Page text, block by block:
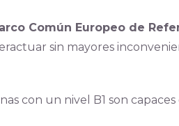
Común Europeo de
sin mayores
con un nivel B1 son capaces